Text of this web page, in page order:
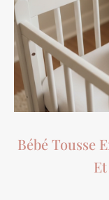
Bébé Tousse